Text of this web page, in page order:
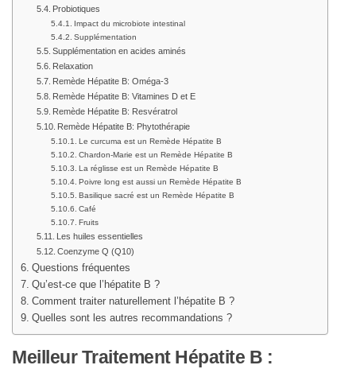
Probiotiques
Impact du microbiote intestinal
Supplémentation
Supplémentation en acides aminés
Relaxation
Remède Hépatite B: Oméga-3
Remède Hépatite B: Vitamines D et E
Remède Hépatite B: Resvératrol
Remède Hépatite B: Phytothérapie
Le curcuma est un Remède Hépatite B
Chardon-Marie est un Remède Hépatite B
La réglisse est un Remède Hépatite B
Poivre long est aussi un Remède Hépatite B
Basilique sacré est un Remède Hépatite B
Café
Fruits
Les huiles essentielles
Coenzyme Q (Q10)
Questions fréquentes
Qu’est-ce que l’hépatite B ?
Comment traiter naturellement l’hépatite B ?
Quelles sont les autres recommandations ?
Meilleur Traitement Hépatite B :